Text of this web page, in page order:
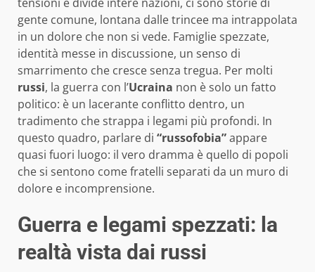
gente comune, lontana dalle trincee ma intrappolata
in un dolore che non si vede. Famiglie spezzate,
identità messe in discussione, un senso di
smarrimento che cresce senza tregua. Per molti
russi, la guerra con l’Ucraina non è solo un fatto
politico: è un lacerante conflitto dentro, un
tradimento che strappa i legami più profondi. In
questo quadro, parlare di “russofobia”appare
quasi fuori luogo: il vero dramma è quello di popoli
che si sentono come fratelli separati da un muro di
dolore e incomprensione.
Guerra e legami spezzati: la
realtà vista dai russi